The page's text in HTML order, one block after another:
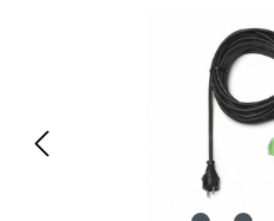
Bildergalerie überspringen